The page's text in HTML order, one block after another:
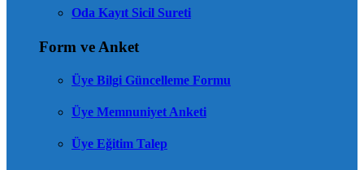
Oda Kayıt Sicil Sureti
Form ve Anket
Üye Bilgi Güncelleme Formu
Üye Memnuniyet Anketi
Üye Eğitim Talep